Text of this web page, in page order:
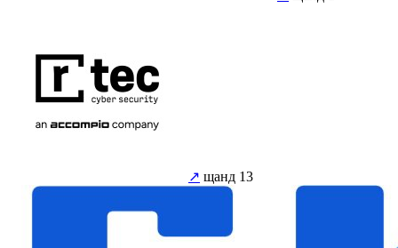
↗ щанд 13